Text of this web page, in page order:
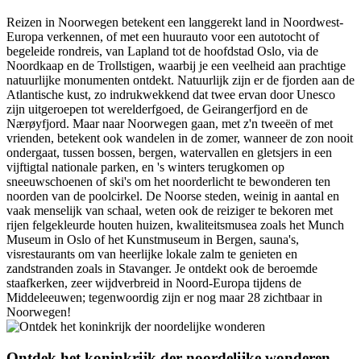
Reizen in Noorwegen betekent een langgerekt land in Noordwest-
Europa verkennen, of met een huurauto voor een autotocht of
begeleide rondreis, van Lapland tot de hoofdstad Oslo, via de
Noordkaap en de Trollstigen, waarbij je een veelheid aan prachtige
natuurlijke monumenten ontdekt. Natuurlijk zijn er de fjorden aan de
Atlantische kust, zo indrukwekkend dat twee ervan door Unesco
zijn uitgeroepen tot werelderfgoed, de Geirangerfjord en de
Nærøyfjord. Maar naar Noorwegen gaan, met z'n tweeën of met
vrienden, betekent ook wandelen in de zomer, wanneer de zon nooit
ondergaat, tussen bossen, bergen, watervallen en gletsjers in een
vijftigtal nationale parken, en 's winters terugkomen op
sneeuwschoenen of ski's om het noorderlicht te bewonderen ten
noorden van de poolcirkel. De Noorse steden, weinig in aantal en
vaak menselijk van schaal, weten ook de reiziger te bekoren met
rijen felgekleurde houten huizen, kwaliteitsmusea zoals het Munch
Museum in Oslo of het Kunstmuseum in Bergen, sauna's,
visrestaurants om van heerlijke lokale zalm te genieten en
zandstranden zoals in Stavanger. Je ontdekt ook de beroemde
staafkerken, zeer wijdverbreid in Noord-Europa tijdens de
Middeleeuwen; tegenwoordig zijn er nog maar 28 zichtbaar in
Noorwegen!